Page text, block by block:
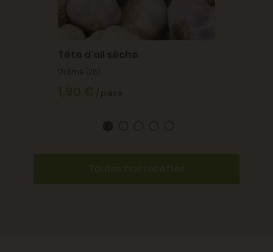
Toutes nos recettes